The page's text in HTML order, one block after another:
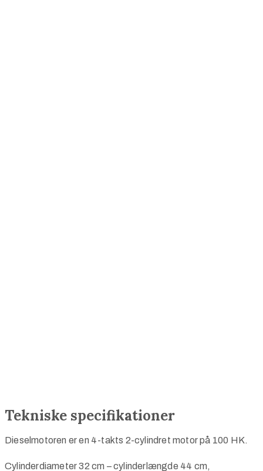
Tekniske specifikationer
Dieselmotoren er en 4-takts 2-cylindret motor på 100 HK.
Cylinderdiameter 32 cm – cylinderlængde 44 cm,